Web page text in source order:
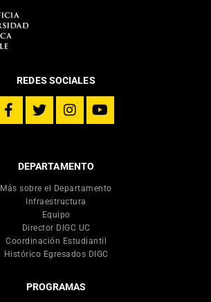
REDES SOCIALES
DEPARTAMENTO
Más sobre el Departamento
Infraestructura
Equipo
Director DIGC UC
Coordinación Estudiantil
Histórico Egresados DIGC
PROGRAMAS